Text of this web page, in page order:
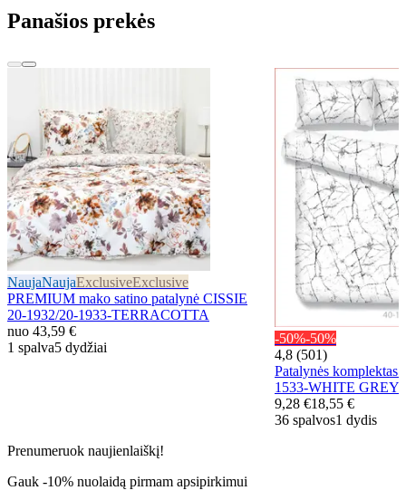
Panašios prekės
NaujaNaujaExclusiveExclusive
PREMIUM mako satino patalynė CISSIE
20-1932/20-1933-TERRACOTTA
nuo 43,59 €
1 spalva5 dydžiai
-50%-50%
4,8 (501)
Patalynės
1533-WHITE GREY
9,28 €18,55 €
36 spalvos1 dydis
Prenumeruok naujienlaiškį!
Gauk -10% nuolaidą pirmam apsipirkimui